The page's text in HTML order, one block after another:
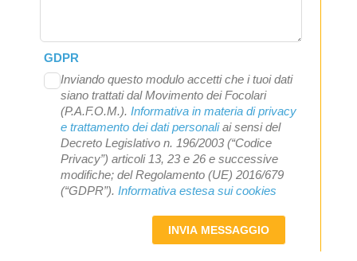
GDPR
Inviando questo modulo accetti che i tuoi dati
siano trattati dal Movimento dei Focolari
(P.A.F.O.M.). Informativa in materia di privacy
e trattamento dei dati personaliai sensi del
Decreto Legislativo n. 196/2003 (“Codice
Privacy”) articoli 13, 23 e 26 e successive
modifiche; del Regolamento (UE) 2016/679
(“GDPR”). Informativa estesa sui cookies
INVIA MESSAGGIO